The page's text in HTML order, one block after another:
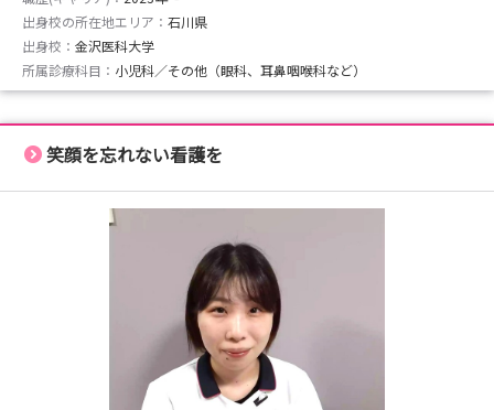
出身校の所在地エリア： 石川県
出身校： 金沢医科大学
所属診療科目： 小児科／その他（眼科、耳鼻咽喉科など）
笑顔を忘れない看護を